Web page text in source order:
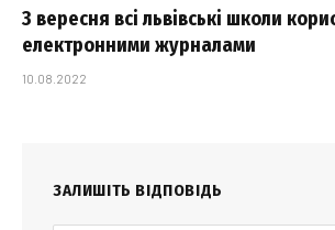
З вересня всі львівські школи
електронними журналами
10.08.2022
ЗАЛИШІТЬ ВІДПОВІДЬ